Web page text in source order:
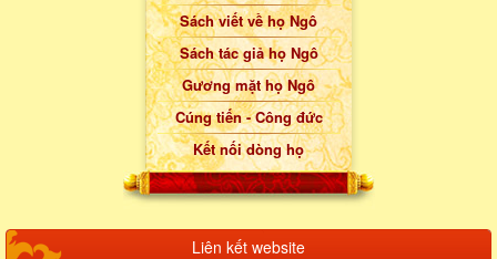
Sách viết về họ Ngô
Sách tác giả họ Ngô
Gương mặt họ Ngô
Cúng tiến - Công đức
Kết nối dòng họ
Liên kết website